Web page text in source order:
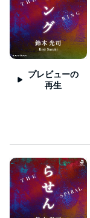
プレビューの
再生